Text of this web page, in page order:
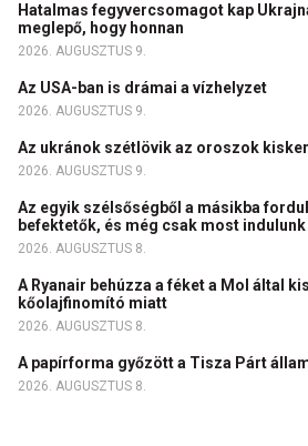
Hatalmas fegyvercsomagot kap
meglepő, hogy honnan
2026. AUGUSZTUS 9.
Az USA-ban is drámai a vízhelyzet
2026. AUGUSZTUS 9.
Az ukránok szétlövik az oroszok
2026. AUGUSZTUS 9.
Az egyik szélsőségből a másikba
befektetők, és még csak most
2026. AUGUSZTUS 8.
A Ryanair behúzza a féket a Mol által
kőolajfinomító miatt
2026. AUGUSZTUS 8.
A papírforma győzött a Tisza Párt
2026. AUGUSZTUS 8.